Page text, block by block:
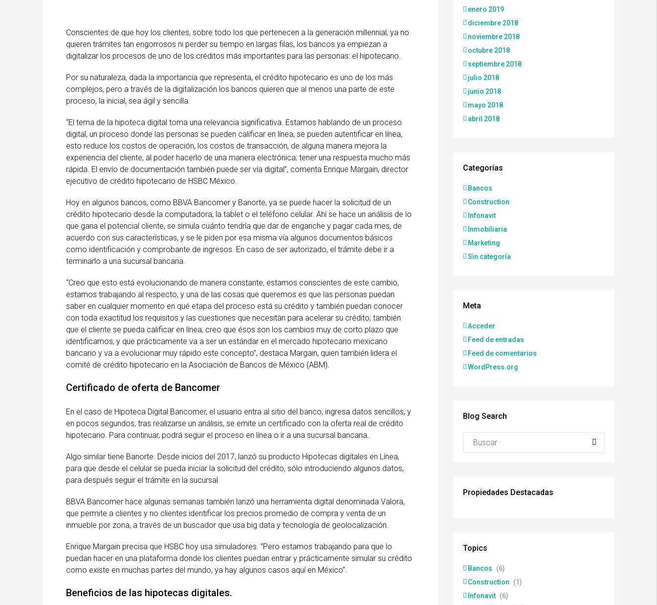
Conscientes de que hoy los clientes, sobre todo los que pertenecen a la generación millennial, ya no
quieren trámites tan engorrosos ni perder su tiempo en largas filas, los bancos ya empiezan a
digitalizar los procesos de uno de los créditos más importantes para las personas: el hipotecario.
Por su naturaleza, dada la importancia que representa, el crédito hipotecario es uno de los más
complejos, pero a través de la digitalización los bancos quieren que al menos una parte de este
proceso, la inicial, sea ágil y sencilla.
“El tema de la hipoteca digital toma una relevancia significativa. Estamos hablando de un proceso
digital, un proceso donde las personas se pueden calificar en línea, se pueden autentificar en línea,
esto reduce los costos de operación, los costos de transacción, de alguna manera mejora la
experiencia del cliente, al poder hacerlo de una manera electrónica; tener una respuesta mucho más
rápida. El envío de documentación también puede ser vía digital”, comenta Enrique Margain, director
ejecutivo de crédito hipotecario de HSBC México.
Hoy en algunos bancos, como BBVA Bancomer y Banorte, ya se puede hacer la solicitud de un
crédito hipotecario desde la computadora, la tablet o el teléfono celular. Ahí se hace un análisis de lo
que gana el potencial cliente, se simula cuánto tendría que dar de enganche y pagar cada mes, de
acuerdo con sus características, y se le piden por esa misma vía algunos documentos básicos
como identificación y comprobante de ingresos. En caso de ser autorizado, el trámite debe ir a
terminarlo a una sucursal bancaria.
“Creo que esto está evolucionando de manera constante, estamos conscientes de este cambio,
estamos trabajando al respecto, y una de las cosas que queremos es que las personas puedan
saber en cualquier momento en qué etapa del proceso está su crédito y también puedan conocer
con toda exactitud los requisitos y las cuestiones que necesitan para acelerar su crédito; también
que el cliente se pueda calificar en línea, creo que ésos son los cambios muy de corto plazo que
identificamos, y que prácticamente va a ser un estándar en el mercado hipotecario mexicano
bancario y va a evolucionar muy rápido este concepto”, destaca Margain, quien también lidera el
comité de crédito hipotecario en la Asociación de Bancos de México (ABM).
Certificado de oferta de Bancomer
En el caso de Hipoteca Digital Bancomer, el usuario entra al sitio del banco, ingresa datos sencillos, y
en pocos segundos, tras realizarse un análisis, se emite un certificado con la oferta real de crédito
hipotecario. Para continuar, podrá seguir el proceso en línea o ir a una sucursal bancaria.
Algo similar tiene Banorte. Desde inicios del 2017, lanzó su producto Hipotecas digitales en Línea,
para que desde el celular se pueda iniciar la solicitud del crédito, sólo introduciendo algunos datos,
para después seguir el trámite en la sucursal.
BBVA Bancomer hace algunas semanas también lanzó una herramienta digital denominada Valora,
que permite a clientes y no clientes identificar los precios promedio de compra y venta de un
inmueble por zona, a través de un buscador que usa big data y tecnología de geolocalización.
Enrique Margain precisa que HSBC hoy usa simuladores. “Pero estamos trabajando para que lo
puedan hacer en una plataforma donde los clientes puedan entrar y prácticamente simular su crédito
como existe en muchas partes del mundo, ya hay algunos casos aquí en México”.
Beneficios de las hipotecas digitales.
enero 2019
diciembre 2018
noviembre 2018
octubre 2018
septiembre 2018
julio 2018
junio 2018
mayo 2018
abril 2018
Categorías
Bancos
Construction
Infonavit
Inmobiliaria
Marketing
Sin categoría
Meta
Acceder
Feed de entradas
Feed de comentarios
WordPress.org
Blog Search
Propiedades Destacadas
Topics
Bancos
(6)
Construction
(1)
Infonavit (6)